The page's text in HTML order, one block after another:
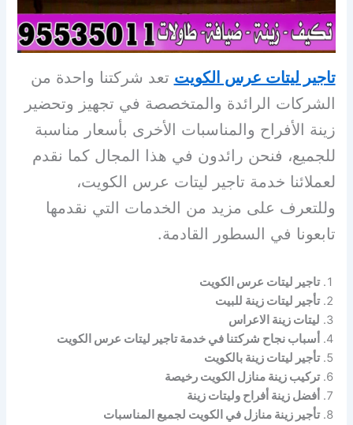
تاجير ليتات عرس الكويت تعد شركتنا واحدة من
الشركات الرائدة والمتخصصة في تجهيز وتحضير
زينة الأفراح والمناسبات الأخرى بأسعار مناسبة
للجميع، فنحن رائدون في هذا المجال كما نقدم
لعملائنا خدمة تاجير ليتات عرس الكويت،
وللتعرف على مزيد من الخدمات التي نقدمها
تابعونا في السطور القادمة.
تاجير ليتات عرس الكويت
تأجير ليتات زينة للبيت
ليتات زينة الاعراس
أسباب نجاح شركتنا في خدمة تاجير ليتات عرس الكويت
تأجير ليتات زينة بالكويت
تركيب زينة منازل الكويت رخيصة
أفضل زينة أفراح وليتات زينة
تأجير زينة منازل في الكويت لجميع المناسبات